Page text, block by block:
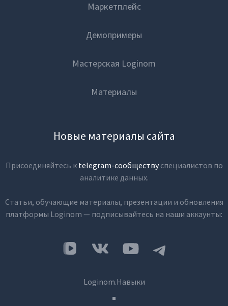
Маркетплейс
Демопримеры
Мастерская Loginom
Материалы
Новые материалы сайта
Присоединяйтесь к telegram-сообществуспециалистов по
аналитике данных.
Статьи, обучающие материалы, презентации и обновления
платформы Loginom — подписывайтесь на наши аккаунты:
Loginom.Навыки